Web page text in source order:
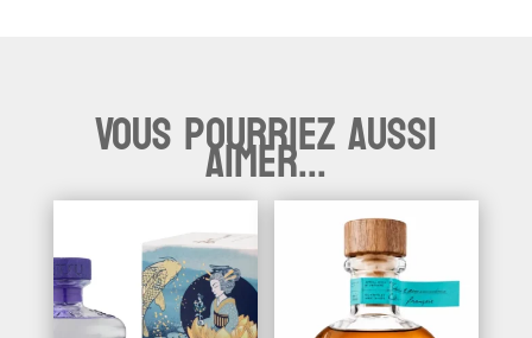
Vous pourriez aussi
aimer...